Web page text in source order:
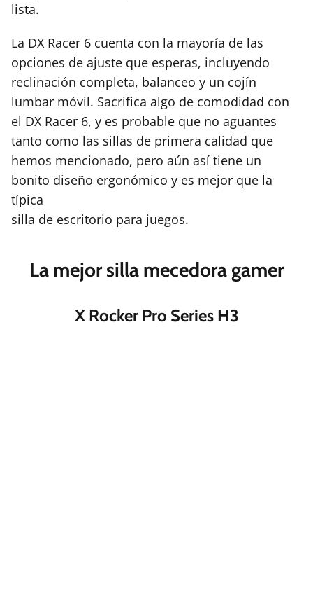
lista.
La DX Racer 6 cuenta con la mayoría de las
opciones de ajuste que esperas, incluyendo
reclinación completa, balanceo y un cojín
lumbar móvil. Sacrifica algo de comodidad con
el DX Racer 6, y es probable que no aguantes
tanto como las sillas de primera calidad que
hemos mencionado, pero aún así tiene un
bonito diseño ergonómico y es mejor que la
típica
silla de escritorio para juegos.
La mejor silla mecedora gamer
X Rocker Pro Series H3